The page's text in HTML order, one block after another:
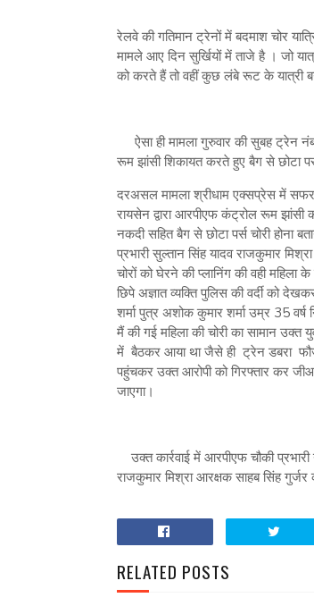
रेलवे की गतिमान ट्रेनों में बदमाश चोर
मामले आए दिन सुर्खियों में ताजे है । जो
को करते हैं तो वहीं कुछ लंबे रूट के यात्री
ऐसा ही मामला गुरुवार की सुबह ट्रेन
रूम झांसी शिकायत करते हुए बैग से छोटा
दरअसल मामला श्रीधाम एक्सप्रेस में सफर
रायसेन द्वारा आरपीएफ कंट्रोल रूम
नकदी सहित बैग से छोटा पर्स चोरी होना
प्रभारी सुल्तान सिंह यादव राजकुमार
चोरों को घेरने की प्लानिंग की वही
छिपे अज्ञात व्यक्ति पुलिस की वर्दी को
शर्मा पुत्र अशोक कुमार शर्मा उम्र 35
मैं की गई महिला की चोरी का सामान उक्त
में बैठकर आया था जैसे ही ट्रेन डबरा
पहुंचकर उक्त आरोपी को गिरफ्तार कर
जाएगा।
उक्त कार्रवाई में आरपीएफ चौकी
राजकुमार मिश्रा आरक्षक साहब सिंह गुर्जर
RELATED POSTS